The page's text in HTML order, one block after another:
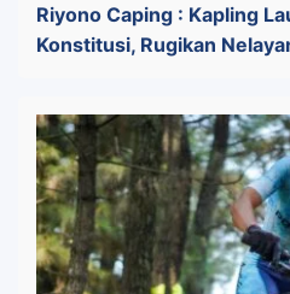
Riyono Caping : Kapling
Konstitusi, Rugikan